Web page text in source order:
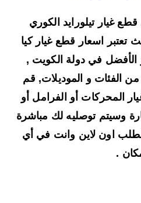
غيار تيلورايد الكوري
تعتبر اسعار قطع غيار كيا
الأفضل في دولة الكويت ,
الفئات و الموديلات, قم
المحركات أو الفرامل أو
وسيتم توصليه لك مباشرة
اون لاين وانت في أي
.